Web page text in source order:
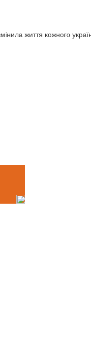
життя кожного